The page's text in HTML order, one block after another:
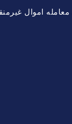
اموال